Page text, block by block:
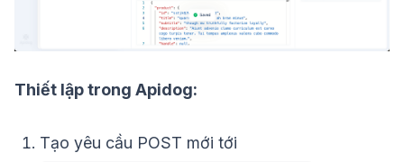
Thiết lập trong Apidog:
Tạo yêu cầu POST mới tới